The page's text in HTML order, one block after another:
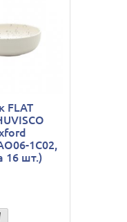
FLAT
1C02,
16 шт.)